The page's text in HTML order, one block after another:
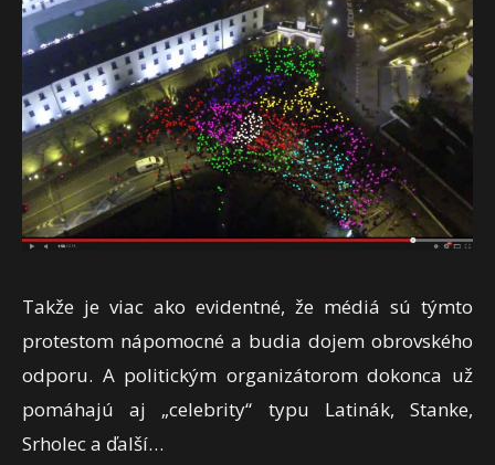
Takže je viac ako evidentné, že médiá sú týmto
protestom nápomocné a budia dojem obrovského
odporu. A politickým organizátorom dokonca už
pomáhajú aj „celebrity“ typu Latinák, Stanke,
Srholec a ďalší…